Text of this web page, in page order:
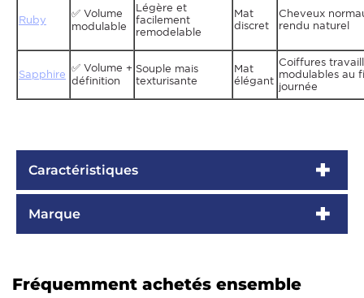
Ruby
✅ Volume
modulable
Légère et
facilement
remodelable
Mat
discret
Cheveux
rendu naturel
Sapphire
✅ Volume +
définition
Souple mais
texturisante
Mat
élégant
Coiffures
modulables au
journée
Caractéristiques
Marque
Fréquemment achetés ensemble